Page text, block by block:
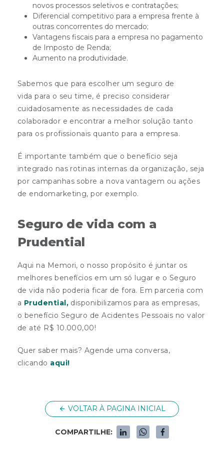
novos processos seletivos e contratações;
Diferencial competitivo para a empresa frente à
outras concorrentes do mercado;
Vantagens fiscais para a empresa no pagamento
de Imposto de Renda;
Aumento na produtividade.
Sabemos que para escolher um seguro de
vida para o seu time, é preciso considerar
cuidadosamente as necessidades de cada
colaborador e encontrar a melhor solução tanto
para os profissionais quanto para a empresa.
É importante também que o benefício seja
integrado nas rotinas internas da organização, seja
por campanhas sobre a nova vantagem ou ações
de endomarketing, por exemplo.
Seguro de vida com a
Prudential
Aqui na Memori, o nosso propósito é juntar os
melhores benefícios em um só lugar e o Seguro
de vida não poderia ficar de fora. Em parceria com
a Prudential,disponibilizamos para as empresas,
o benefício Seguro de Acidentes Pessoais no valor
de até R$ 10.000,00!
Quer saber mais? Agende uma conversa,
clicando aqui!
VOLTAR À PAGINA INICIAL
COMPARTILHE: